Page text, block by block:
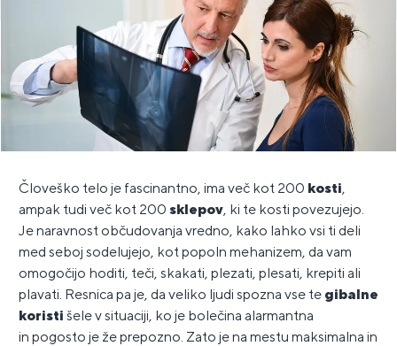
Človeško telo je fascinantno, ima več kot 200 kosti,
ampak tudi več kot 200 sklepov, ki te kosti povezujejo.
Je naravnost občudovanja vredno, kako lahko vsi ti deli
med seboj sodelujejo, kot popoln mehanizem, da vam
omogočijo hoditi, teči, skakati, plezati, plesati, krepiti ali
plavati. Resnica pa je, da veliko ljudi spozna vse te gibalne
koristi šele v situaciji, ko je bolečina alarmantna
in pogosto je že prepozno. Zato je na mestu maksimalna in